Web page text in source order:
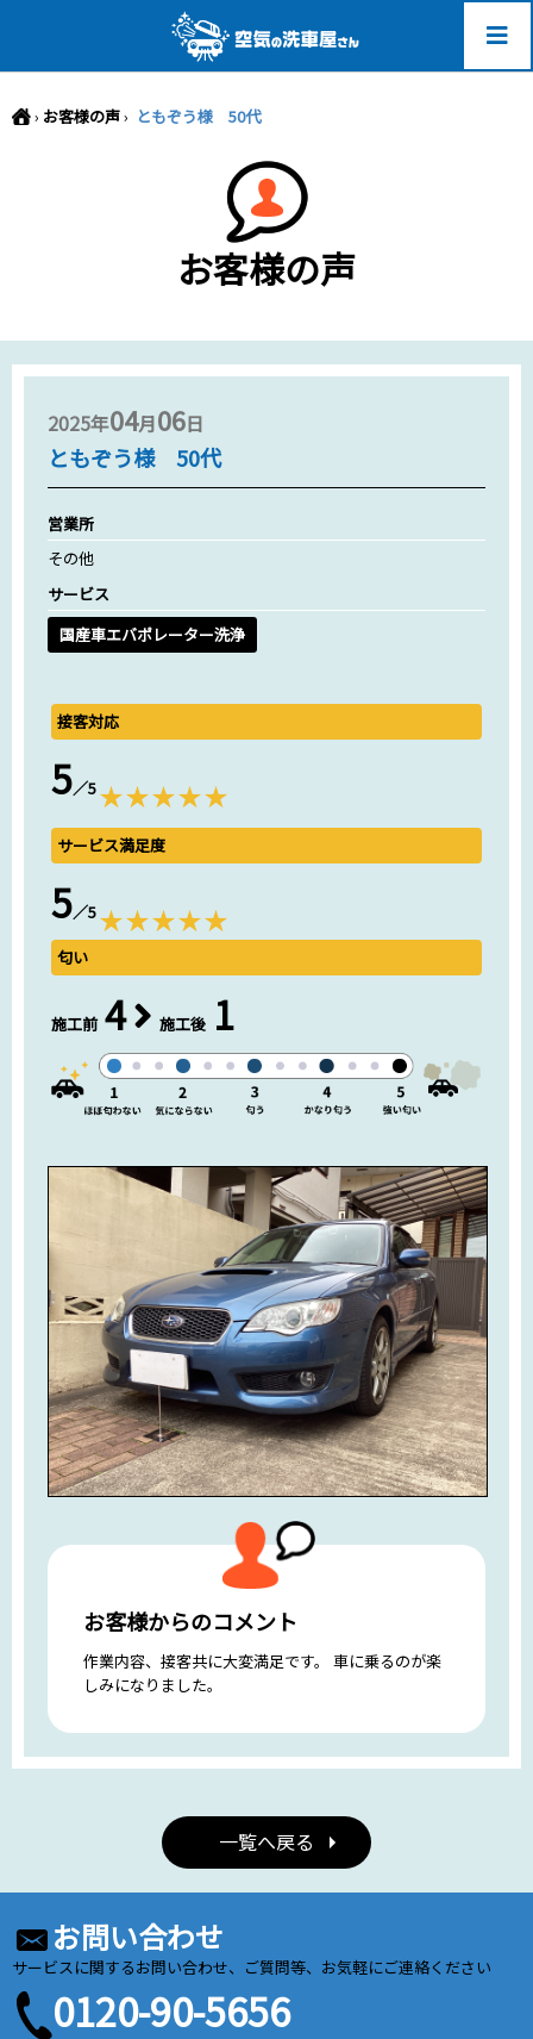
› お客様の声› ともぞう様 50代
お客様の声
2025年04月06日
ともぞう様 50代
営業所
その他
サービス
国産車エバポレーター洗浄
接客対応
5／5
サービス満足度
5／5
匂い
施工前 4 施工後 1
お客様からのコメント
作業内容、接客共に大変満足です。 車に乗るのが楽
しみになりました。
一覧へ戻る
お問い合わせ
サービスに関するお問い合わせ、ご質問等、お気軽にご連絡ください
0120-90-5656